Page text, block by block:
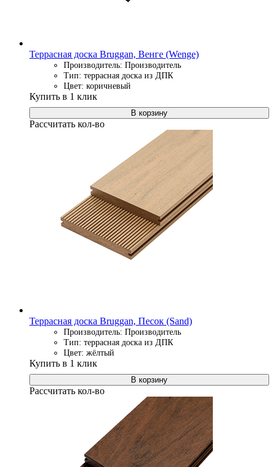
Террасная доска Bruggan, Венге (Wenge)
Производитель: Производитель
Тип: террасная доска из ДПК
Цвет: коричневый
Купить в 1 клик
В корзину
Рассчитать кол-во
Террасная доска Bruggan, Песок (Sand)
Производитель: Производитель
Тип: террасная доска из ДПК
Цвет: жёлтый
Купить в 1 клик
В корзину
Рассчитать кол-во